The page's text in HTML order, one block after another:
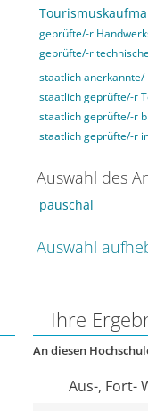
geprüfte/-r
geprüfte/-r
staatlich
staatlich geprüfte/-r
staatlich geprüfte/-r
staatlich geprüfte/-r
Auswahl des
pauschal
Auswahl
Ihre
An diesen
Aus-, Fort-